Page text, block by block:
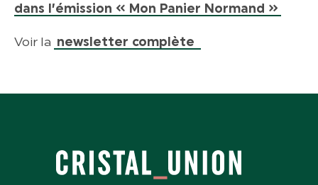
dans l’émission « Mon Panier Normand »
Voir la newsletter complète